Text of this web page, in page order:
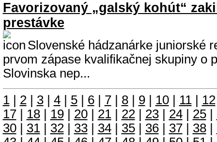
Favorizovaný „galský kohút“
prestávke
Slovenské hádzanárke juniorské
prvom zápase kvalifikačnej skupiny o
Slovinska nep...
1| 2| 3| 4| 5| 6| 7| 8| 9| 10| 11| 12
17| 18| 19| 20| 21| 22| 23| 24| 25|
30| 31| 32| 33| 34| 35| 36| 37| 38|